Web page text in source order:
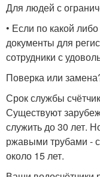
Для людей с
• Если по какой
документы для
сотрудники с
Поверка или
Срок службы
Существуют
служить до 30 лет.
ржавыми трубами -
около 15 лет.